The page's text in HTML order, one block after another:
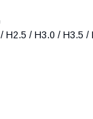
H2.5 / H3.0 / H3.5 /